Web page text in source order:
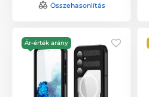
Összehasonlítás
Ár-érték arány